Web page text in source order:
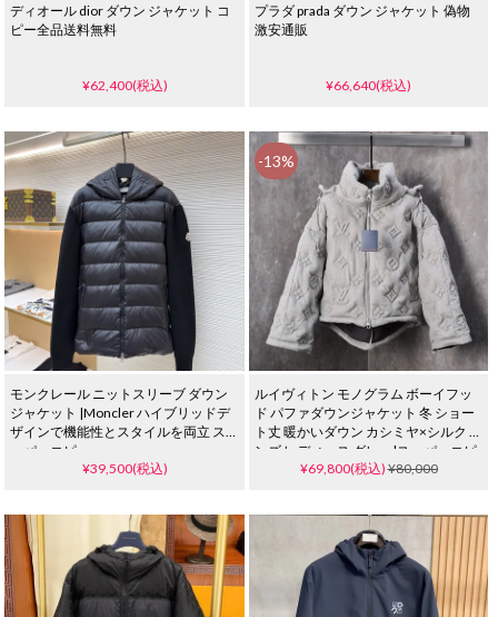
ディオール dior ダウン ジャケット コ
ピー全品送料無料
¥62,400(税込)
プラダ prada ダウン ジャケット 偽物
激安通販
¥66,640(税込)
モンクレール ニットスリーブ ダウン
ジャケット |Moncler ハイブリッドデ
ザインで機能性とスタイルを両立 ス
ーパーコピー
¥39,500(税込)
-13%
ルイヴィトン モノグラム ボーイフッ
ド パファダウンジャケット 冬 ショー
ト丈 暖かいダウン カシミヤ×シルク メ
ンズ レディース グレー|スーパーコピ
¥69,800(税込)¥80,000